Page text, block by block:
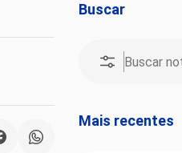
Buscar
Mais recentes